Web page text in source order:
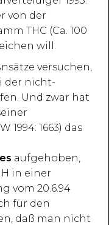
von der
THC (Ca. 100
will.
versuchen,
der nicht-
Und zwar hat
1994: 1663) das
aufgehoben,
in einer
vom 20.6.94
für den
daß man nicht